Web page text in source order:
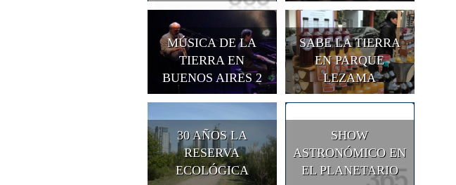
MÚSICA DE LA
TIERRA EN
BUENOS AIRES 2
SABE LA TIERRA
EN PARQUE
LEZAMA
30 AÑOS LA
RESERVA
ECOLÓGICA
SHOW
ASTRONÓMICO EN
EL PLANETARIO